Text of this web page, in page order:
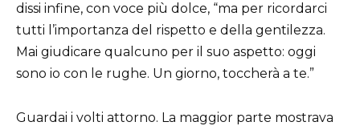
dissi infine, con voce più dolce, “ma per ricordarci
tutti l’importanza del rispetto e della gentilezza.
Mai giudicare qualcuno per il suo aspetto: oggi
sono io con le rughe. Un giorno, toccherà a te.”
Guardai i volti attorno. La maggior parte mostrava